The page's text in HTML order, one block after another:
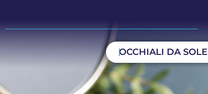
OCCHIALI DA SOLE